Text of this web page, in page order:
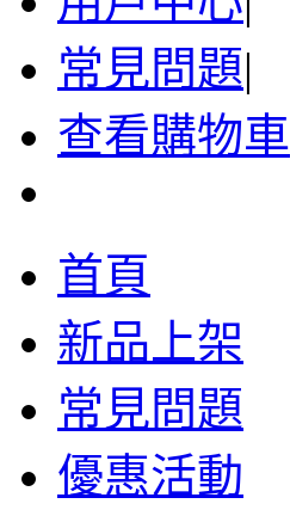
常見問題|
查看購物車
首頁
新品上架
常見問題
優惠活動